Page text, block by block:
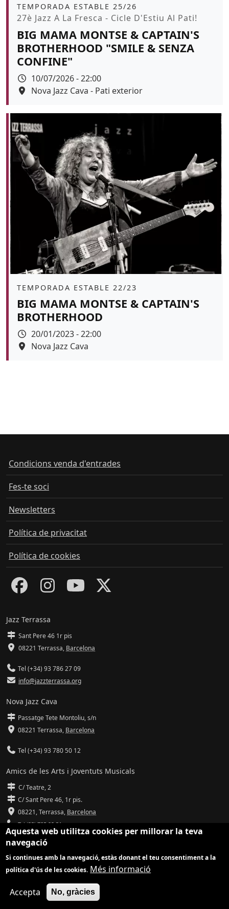
Àmbit
TEMPORADA ESTABLE 25/26
Promoció
27è Jazz A La Fresca - Cicle D'Estiu Al Pati!
BIG MAMA MONTSE & CAPTAIN'S
BROTHERHOOD "SMILE & SENZA
CONFINE"
Data
10/07/2026 - 22:00
Espai
Nova Jazz Cava - Pati exterior
Àmbit
TEMPORADA ESTABLE 22/23
BIG MAMA MONTSE & CAPTAIN'S
BROTHERHOOD
Data
20/01/2023 - 22:00
Espai
Nova Jazz Cava
Condicions venda d'entrades
Fes-te soci
Newsletters
Política de privacitat
Política de cookies
Jazz Terrassa
Sant Pere 46 1r pis
08221 Terrassa, Barcelona
Tel (+34) 93 786 27 09
info@jazzterrassa.org
Nova Jazz Cava
Passatge Tete Montoliu, s/n
08221 Terrassa, Barcelona
Tel (+34) 93 780 50 12
Amics de les Arts i Joventuts Musicals
C/ Teatre, 2
C/ Sant Pere 46, 1r pis.
08221,Terrassa, Barcelona
Tel (93) 785 92 31
info@amicsdelesarts-jjmm.cat
www.amicsdelesarts-jjmm.cat
Adaptació de
Aquesta web utilitza cookies per millorar la teva
navegació
Si continues amb la navegació, estàs donant el teu consentiment a la
política d'ús de les cookies. Més informació
Accepta No, gràcies